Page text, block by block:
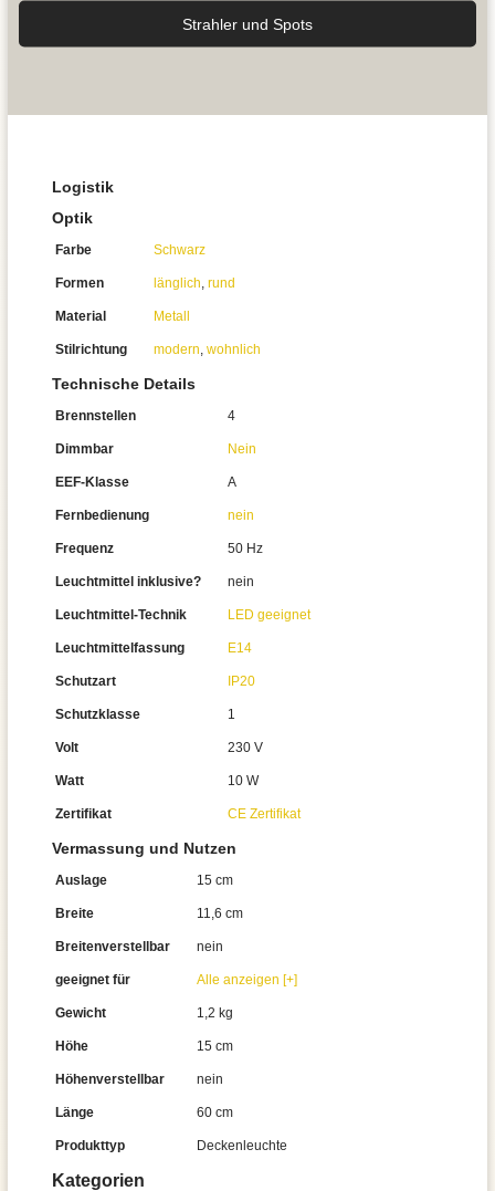
Strahler und Spots
Kategorien
Logistik
Optik
Farbe Schwarz
Formen länglich, rund
Material Metall
Stilrichtung modern, wohnlich
Technische Details
Brennstellen 4
Dimmbar Nein
EEF-Klasse A
Fernbedienung nein
Frequenz 50 Hz
Leuchtmittel inklusive? nein
Leuchtmittel-Technik LED geeignet
Leuchtmittelfassung E14
Schutzart IP20
Schutzklasse 1
Volt 230 V
Watt 10 W
Zertifikat CE Zertifikat
Vermassung und Nutzen
Auslage 15 cm
Breite 11,6 cm
Breitenverstellbar nein
geeignet für Alle anzeigen [+]
Gewicht 1,2 kg
Höhe 15 cm
Höhenverstellbar nein
Länge 60 cm
Produkttyp Deckenleuchte